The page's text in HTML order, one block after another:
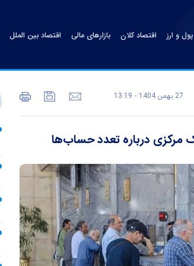
پول و ارز اقتصاد کلان بازارهای مالی اقتصاد بین الملل
27 بهمن 1404 - 13:19
درباره تعدد حساب‌ها